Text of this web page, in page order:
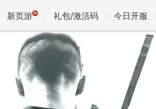
新页游 礼包/激活码 今日开服